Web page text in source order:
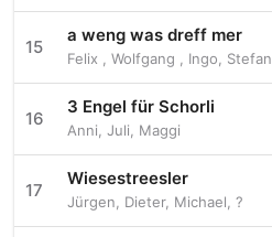
15
a weng was dreff mer
Felix Wolfgang Ingo Stefan
16
3 Engel für Schorli
Anni Juli Maggi
17
Wiesestreesler
Jürgen Dieter, Michael ?